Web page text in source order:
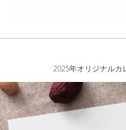
2025年オリジナルカ